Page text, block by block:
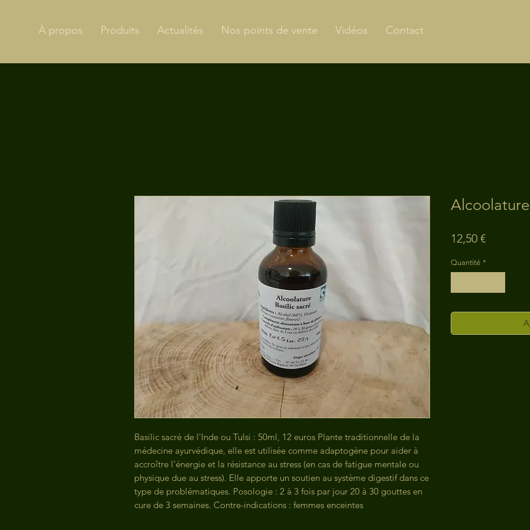
À propos Produits Actualités Nos points de vente Vidéos Contact
Basilic sacré de l'Inde ou Tulsi : 50ml, 12 euros Plante traditionnelle de la
médecine ayurvédique, elle est utilisée comme adaptogène pour aider à
accroître l'énergie et la résistance au stress (en cas de fatigue mentale ou
physique due au stress). Elle apporte un soutien au système digestif dans ce
type de problématiques. Posologie : 2 à 3 fois par jour 20 à 30 gouttes en
cure de 3 semaines. Contre-indications : femmes enceintes
12,50 €Prix
Quantité *